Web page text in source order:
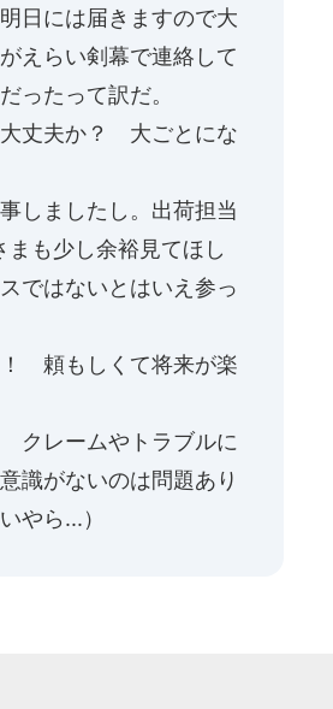
日には届きますので大
えらい剣幕で連絡して
ったって訳だ。
大丈夫か？ 大ごとにな
しましたし。出荷担当
も少し余裕見てほし
ではないとはいえ参っ
！ 頼もしくて将来が楽
クレームやトラブルに
識がないのは問題あり
やら...）